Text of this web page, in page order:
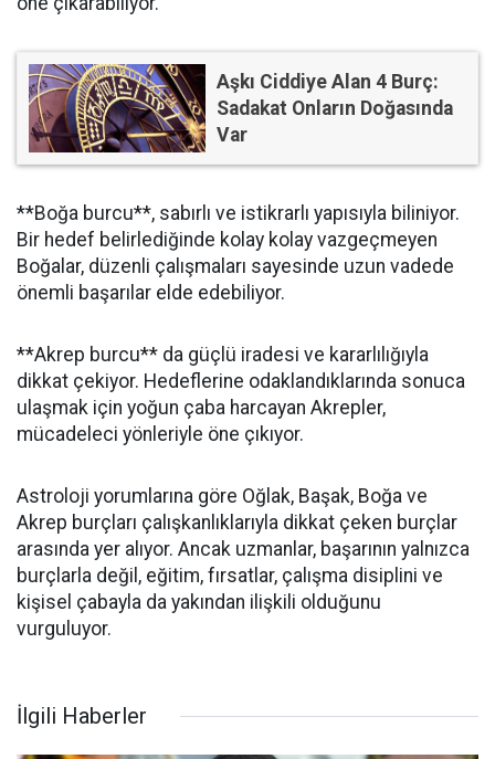
Aşkı Ciddiye Alan 4 Burç:
Sadakat Onların Doğasında
Var
**Boğa burcu**, sabırlı ve istikrarlı yapısıyla biliniyor.
Bir hedef belirlediğinde kolay kolay vazgeçmeyen
Boğalar, düzenli çalışmaları sayesinde uzun vadede
önemli başarılar elde edebiliyor.
**Akrep burcu** da güçlü iradesi ve kararlılığıyla
dikkat çekiyor. Hedeflerine odaklandıklarında sonuca
ulaşmak için yoğun çaba harcayan Akrepler,
mücadeleci yönleriyle öne çıkıyor.
Astroloji yorumlarına göre Oğlak, Başak, Boğa ve
Akrep burçları çalışkanlıklarıyla dikkat çeken burçlar
arasında yer alıyor. Ancak uzmanlar, başarının yalnızca
burçlarla değil, eğitim, fırsatlar, çalışma disiplini ve
kişisel çabayla da yakından ilişkili olduğunu
vurguluyor.
İlgili Haberler